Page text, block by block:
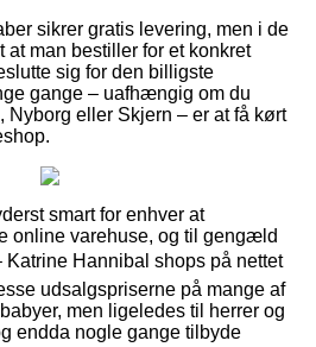
sikrer gratis levering, men i de
man bestiller for et konkret
sig for den billigste
gange – uafhængig om du
Nyborg eller Skjern – er at få kørt
smart for enhver at
online varehuse, og til gengæld
Katrine Hannibal shops på nettet
udsalgspriserne på mange af
men ligeledes til herrer og
endda nogle gange tilbyde